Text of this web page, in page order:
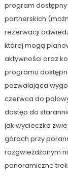
program
partnerskich
rezerwacji
której mogą
aktywności oraz
programu
pozwalająca
czerwca do
dostęp do
jak wycieczka
górach przy
rozgwieżdżonym
panoramiczne